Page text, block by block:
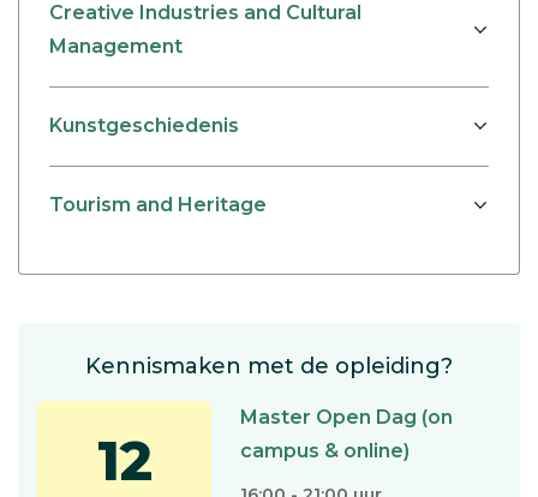
Creative Industries and Cultural
Management
Kunstgeschiedenis
Tourism and Heritage
Kennismaken met de opleiding?
12
Master Open Dag (on
campus & online)